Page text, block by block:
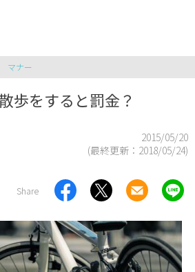
マナー
歩をすると罰金？
2015/05/20
(最終更新： 2018/05/24)
Share